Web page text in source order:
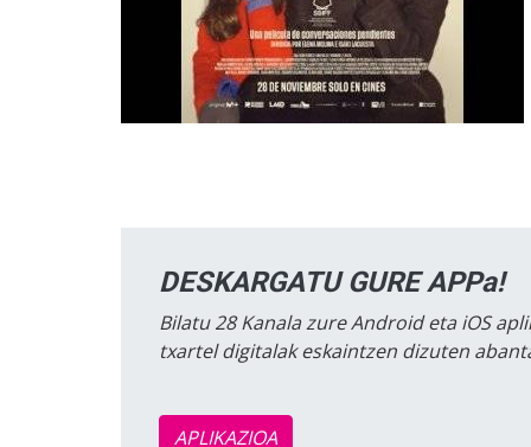
DESKARGATU GURE APPa!
Bilatu 28 Kanala zure Android eta iOS
txartel digitalak eskaintzen dizuten
APLIKAZIOA